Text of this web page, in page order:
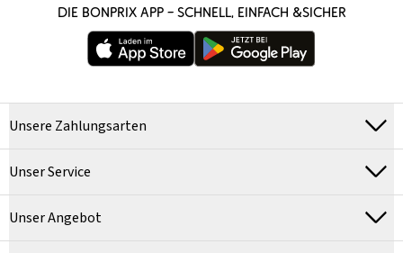
DIE BONPRIX APP – SCHNELL, EINFACH &SICHER
Unsere Zahlungsarten
Unser Service
Unser Angebot